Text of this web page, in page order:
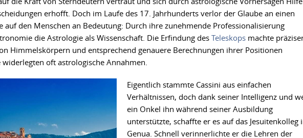
erhofft. Doch im Laufe des 17. Jahrhunderts verlor der Glaube an einen
auf den Menschen an Bedeutung: Durch ihre zunehmende Professionalisierung
die Astrologie als Wissenschaft. Die Erfindung des Teleskops machte
Himmelskörpern und entsprechend genauere Berechnungen ihrer Positionen
oft astrologische Annahmen.
Eigentlich stammte Cassini aus einfachen
Verhältnissen, doch dank seiner Intelligenz und
ein Onkel ihn während seiner Ausbildung
unterstützte, schaffte er es auf das Jesuitenkolleg
Genua. Schnell verinnerlichte er die Lehren der